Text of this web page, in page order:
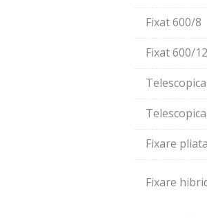
Fixat 600/8
Fixat 600/
Fixare
Fixare